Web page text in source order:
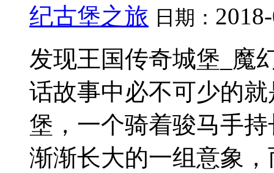
纪古堡之旅 日期：
发现王国传奇城堡_魔
话故事中必不可少的
堡，一个骑着骏马手
渐渐长大的一组意象